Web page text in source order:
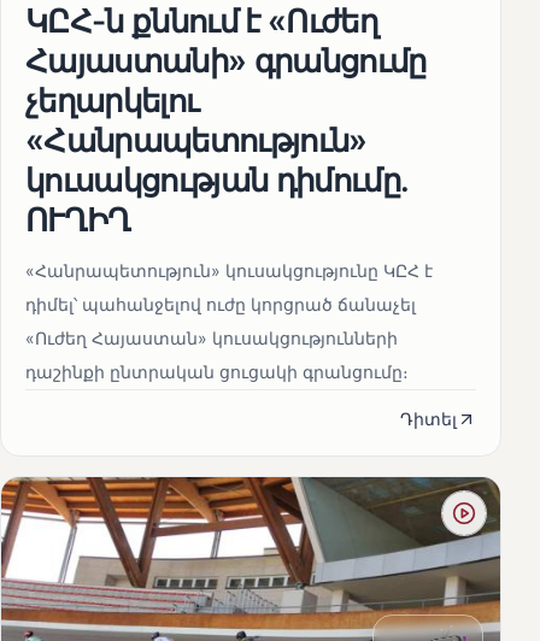
ԿԸՀ-ն քննում է «Ուժեղ
Հայաստանի» գրանցումը
չեղարկելու
«Հանրապետություն»
կուսակցության դիմումը.
ՈՒՂԻՂ
«Հանրապետություն» կուսակցությունը ԿԸՀ է
դիմել՝ պահանջելով ուժը կորցրած ճանաչել
«Ուժեղ Հայաստան» կուսակցությունների
դաշինքի ընտրական ցուցակի գրանցումը։
Դիտել